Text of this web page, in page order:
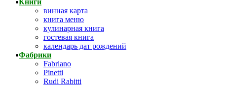
Книги
винная карта
книга меню
кулинарная книга
гостевая книга
календарь дат рождений
Фабрики
Fabriano
Pinetti
Rudi Rabitti